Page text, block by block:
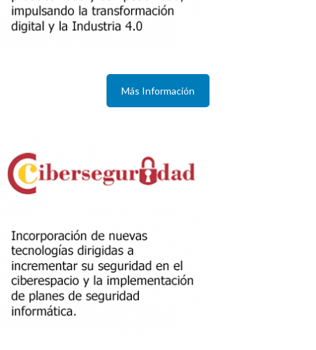
Más Información